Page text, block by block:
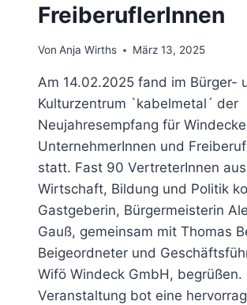
FreiberuflerInnen
Von Anja Wirths März 13, 2025
Am 14.02.2025 fand im Bürger-
Kulturzentrum `kabelmetal´ der
Neujahresempfang für
UnternehmerInnen und
statt. Fast 90 VertreterInnen aus
Wirtschaft, Bildung und Politik
Gastgeberin, Bürgermeisterin
Gauß, gemeinsam mit Thomas
Beigeordneter und
Wifö Windeck GmbH, begrüßen.
Veranstaltung bot eine